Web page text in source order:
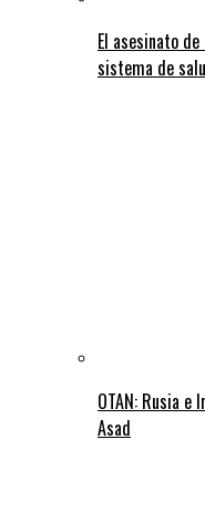
El asesinato
sistema de
OTAN: Rusia
Asad